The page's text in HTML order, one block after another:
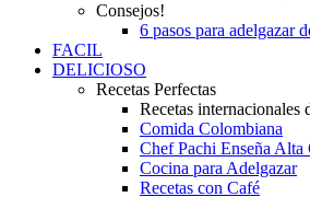
Consejos!
6 pasos para adelgazar
FACIL
DELICIOSO
Recetas Perfectas
Recetas internacionales
Comida Colombiana
Chef Pachi Enseña Alta
Cocina para Adelgazar
Recetas con Café